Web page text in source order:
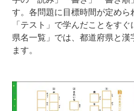
す。各問題に目標時間が定めら
「テスト」で学んだことをす
県名一覧」では、都道府県と
ます。